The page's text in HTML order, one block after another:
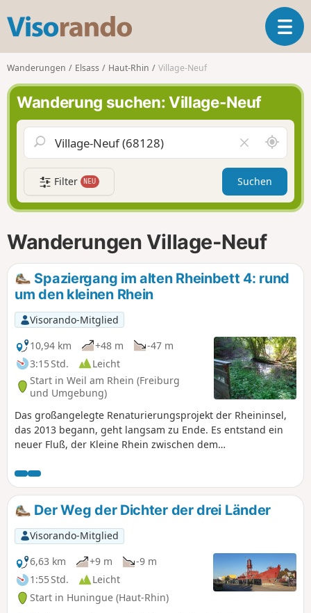
s
o
r
a
n
d
o
T
o
n
i
a
t
Wanderungen Elsass Haut-Rhin Village-Neuf
Wanderung suchen: Village-Neuf
e
l
d
l
e
r
n
S
c
h
u
m
u
m
Filter NEU Suchen
Wanderungen Village-Neuf
Spaziergang im alten Rheinbett 4: rund
um den kleinen Rhein
Visorando-Mitglied
10,94 km
+48 m
-47 m
3:15 Std.
Leicht
Start in Weil am Rhein (Freiburg
und Umgebung)
Das großangelegte Renaturierungsprojekt der Rheininsel,
das 2013 begann, geht langsam zu Ende. Es entstand ein
neuer Fluß, der Kleine Rhein zwischen dem
Landbereich drum herum ist völlig verändert und
ermöglicht die Rückkehr oder den Erhalt zahlreicher Tier-
und Pflanzenarten. Es handelt sich somit um Natur im
vollen Wandel, die als Rahmen für diesen Spaziergang
dient, wo sich alles sehr zu Gunsten der Artenvielfalt
verändert.
Der Weg der Dichter der drei Länder
Visorando-Mitglied
6,63 km
+9 m
-9 m
1:55 Std.
Leicht
Start in Huningue (Haut-Rhin)